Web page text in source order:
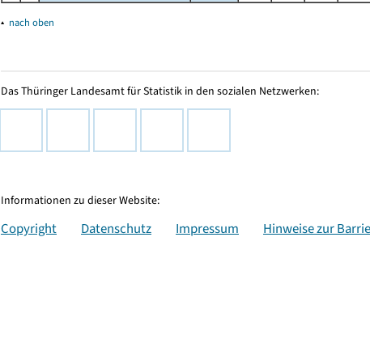
▴ nach oben
Das Thüringer Landesamt für Statistik in den sozialen Netzwerken:
Informationen zu dieser Website:
Copyright Datenschutz Impressum Hinweise zur